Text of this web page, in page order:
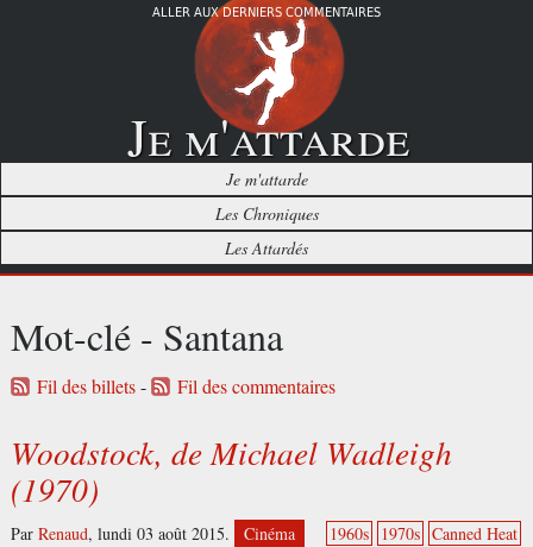
ALLER AUX DERNIERS COMMENTAIRES
Je m'attarde
Je m'attarde
Les Chroniques
Les Attardés
Mot-clé - Santana
Fil des billets- Fil des commentaires
Woodstock, de Michael Wadleigh
(1970)
Par Renaud, lundi 03 août 2015. Cinéma 1960s 1970s Canned Heat